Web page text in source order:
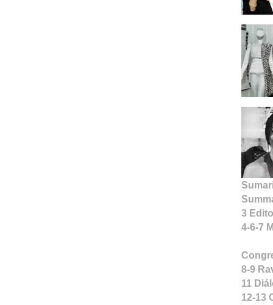
3
4-6-7
8-9
11
12-13